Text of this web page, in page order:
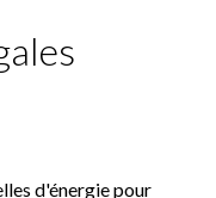
d'énergie pour